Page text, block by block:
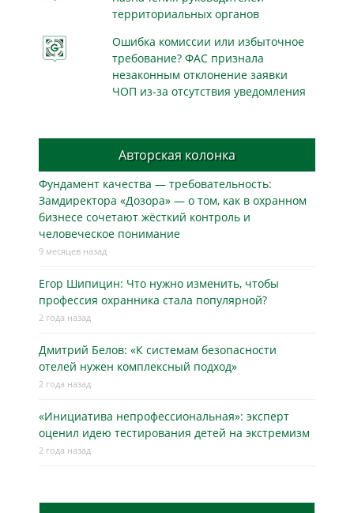
территориальных органов
Ошибка комиссии или избыточное
требование? ФАС признала
незаконным отклонение заявки
ЧОП из-за отсутствия уведомления
Авторская колонка
Фундамент качества — требовательность:
Замдиректора «Дозора» — о том, как в охранном
бизнесe сочетают жёсткий контроль и
человеческое понимание
9 месяцев назад
Егор Шипицин: Что нужно изменить, чтобы
профессия охранника стала популярной?
2 года назад
Дмитрий Белов: «К системам безопасности
отелей нужен комплексный подход»
2 года назад
«Инициатива непрофессиональная»: эксперт
оценил идею тестирования детей на экстремизм
2 года назад